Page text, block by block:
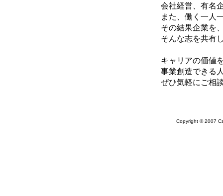
会社経営、有名
また、働く一人
その結果企業を
そんな志を共有
キャリアの価値
事業創造できる
ぜひ気軽にご相
Copyright © 2007